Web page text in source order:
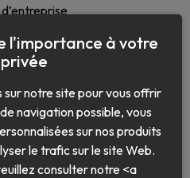
d’un utilisateur, telles que la
le verrouillage, le
spécifiques au compte,
de compte
des nouveautés de Keeper
de mise à jour.
l'importance à votre
sur notre site pour vous offrir
navigation possible, vous
sur nos produits
le trafic sur le site Web.
consulter notre <a